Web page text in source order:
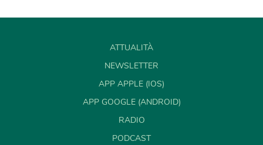
ATTUALITÀ
NEWSLETTER
APP APPLE (IOS)
APP GOOGLE (ANDROID)
RADIO
PODCAST